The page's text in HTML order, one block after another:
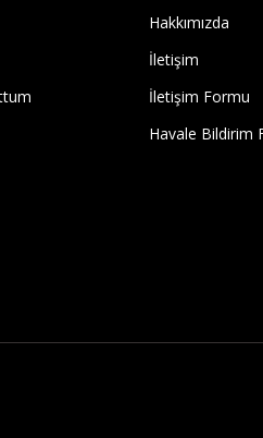
Hakkımızda
İletişim
İletişim Formu
Havale Bildirim